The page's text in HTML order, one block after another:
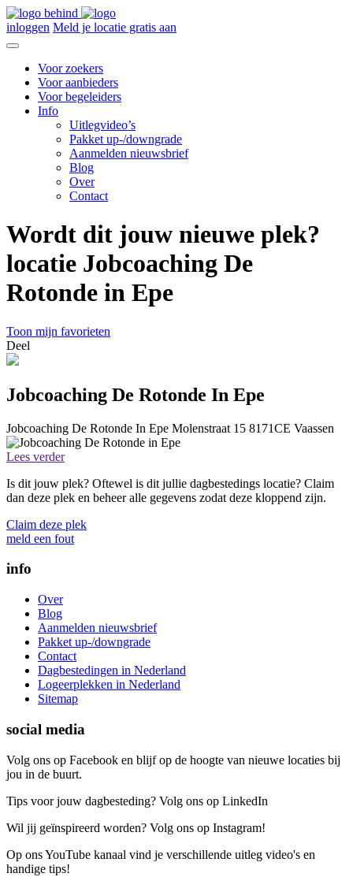
inloggen Meld je locatie gratis aan
Voor zoekers
Voor aanbieders
Voor begeleiders
Info
Uitlegvideo’s
Pakket up-/downgrade
Aanmelden nieuwsbrief
Blog
Over
Contact
Wordt dit jouw nieuwe plek?
locatie Jobcoaching De
Rotonde in Epe
Toon mijn favorieten
Deel
Jobcoaching De Rotonde In Epe
Jobcoaching De Rotonde In Epe Molenstraat 15 8171CE Vaassen
Lees verder
Is dit jouw plek? Oftewel is dit jullie dagbestedings locatie? Claim
dan deze plek en beheer alle gegevens zodat deze kloppend zijn.
Claim deze plek
meld een fout
info
Over
Blog
Aanmelden nieuwsbrief
Pakket up-/downgrade
Contact
Dagbestedingen in Nederland
Logeerplekken in Nederland
Sitemap
social media
Volg ons op Facebook en blijf op de hoogte van nieuwe locaties bij
jou in de buurt.
Tips voor jouw dagbesteding? Volg ons op LinkedIn
Wil jij geïnspireerd worden? Volg ons op Instagram!
Op ons YouTube kanaal vind je verschillende uitleg video's en
handige tips!